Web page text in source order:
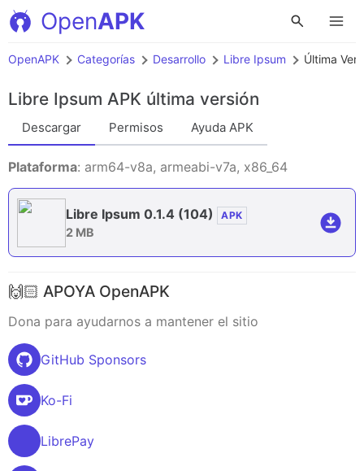
OpenAPK
OpenAPK Categorías Desarrollo Libre Ipsum Última
Libre Ipsum APK última versión
Descargar Permisos Ayuda APK
Plataforma: arm64-v8a, armeabi-v7a, x86_64
Libre Ipsum 0.1.4 (104) APK
2 MB
🙌🏻 APOYA OpenAPK
Dona para ayudarnos a mantener el sitio
GitHub Sponsors
Ko-Fi
LibrePay